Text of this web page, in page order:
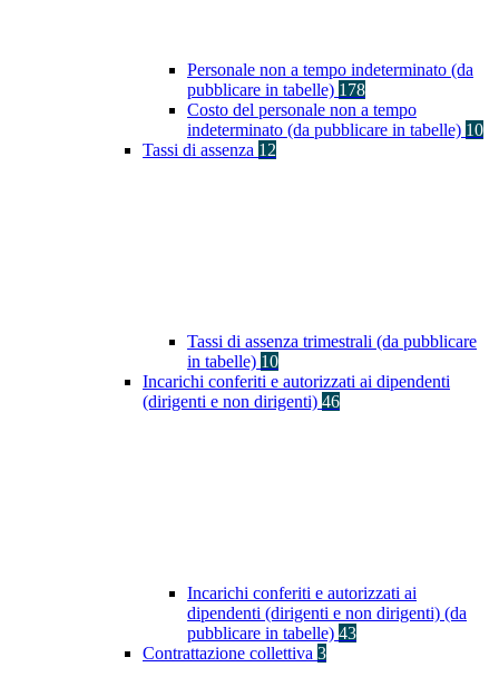
Personale non a tempo indeterminato (da
pubblicare in tabelle) 178
Costo del personale non a tempo
indeterminato (da pubblicare in tabelle) 10
Tassi di assenza 12
Tassi di assenza trimestrali (da pubblicare
in tabelle) 10
Incarichi conferiti e autorizzati ai dipendenti
(dirigenti e non dirigenti) 46
Incarichi conferiti e autorizzati ai
dipendenti (dirigenti e non dirigenti) (da
pubblicare in tabelle) 43
Contrattazione collettiva 3